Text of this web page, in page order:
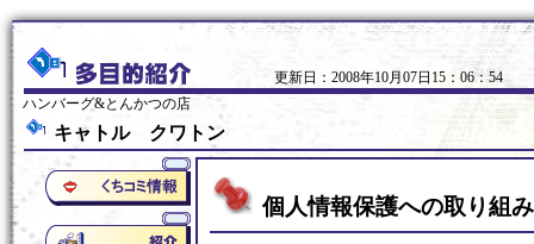
更新日：2008年10月07日15：06：54
ハンバーグ&とんかつの店
キャトル クワトン
個人情報保護への取り組